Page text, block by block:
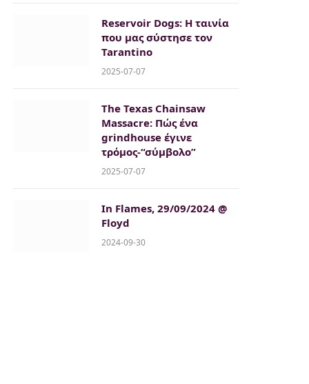
Reservoir Dogs: Η ταινία
που μας σύστησε τον
Tarantino
2025-07-07
The Texas Chainsaw
Massacre: Πώς ένα
grindhouse έγινε
τρόμος-“σύμβολο”
2025-07-07
In Flames, 29/09/2024 @
Floyd
2024-09-30